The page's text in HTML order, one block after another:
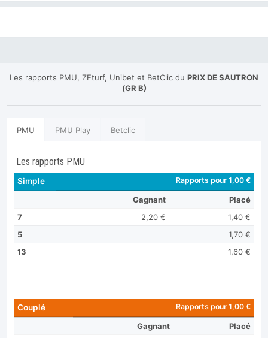
Les rapports PMU, ZEturf, Unibet et BetClic du PRIX DE SAUTRON
(GR B)
PMU PMU Play Betclic
Les rapports PMU
Simple Rapports pour 1,00 €
Gagnant
Placé
7
2,20 €
1,40 €
5
1,70 €
13
1,60 €
Couplé Rapports pour 1,00 €
Gagnant
Placé